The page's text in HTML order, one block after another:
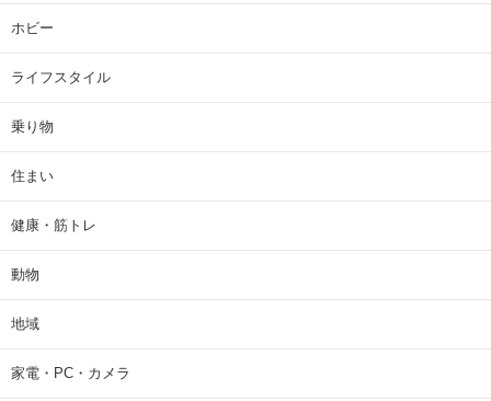
ホビー
ライフスタイル
乗り物
住まい
健康・筋トレ
動物
地域
家電・PC・カメラ